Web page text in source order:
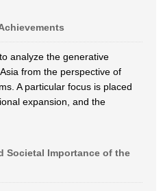
analyze the generative
from the perspective of
A particular focus is placed
expansion, and the
Societal Importance of the